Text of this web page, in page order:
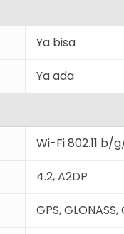
Ya bisa
Ya ada
Wi-Fi 802.11 b/
4.2, A2DP
GPS, GLONASS,